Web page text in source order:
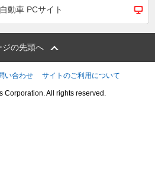
動車 PCサイト
ジの先頭へ
い合わせ サイトのご利用について
Corporation. All rights reserved.